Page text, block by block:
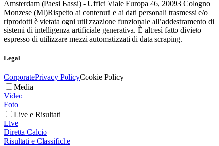
Amsterdam (Paesi Bassi) - Uffici Viale Europa 46, 20093 Cologno
Monzese (MI)Rispetto ai contenuti e ai dati personali trasmessi e/o
riprodotti è vietata ogni utilizzazione funzionale all’addestramento di
sistemi di intelligenza artificiale generativa. È altresì fatto divieto
espresso di utilizzare mezzi automatizzati di data scraping.
Legal
CorporatePrivacy PolicyCookie Policy
Media
Video
Foto
Live e Risultati
Live
Diretta Calcio
Risultati e Classifiche